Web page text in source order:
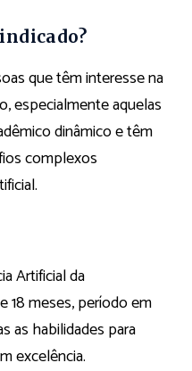
que têm interesse na
especialmente aquelas
dinâmico e têm
complexos
Artificial da
18 meses, período em
as habilidades para
excelência.